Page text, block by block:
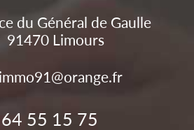
du Général de Gaulle
91470 Limours
55 15 75